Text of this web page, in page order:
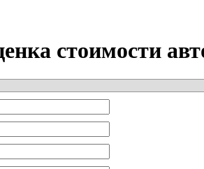
стоимости